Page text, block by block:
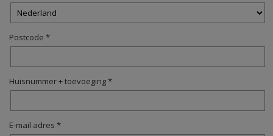
Postcode *
Huisnummer + toevoeging *
E-mail adres *